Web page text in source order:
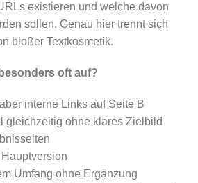
existieren und welche davon
sollen. Genau hier trennt sich
bloßer Textkosmetik.
oft auf?
interne Links auf Seite B
gleichzeitig ohne klares Zielbild
Umfang ohne Ergänzung